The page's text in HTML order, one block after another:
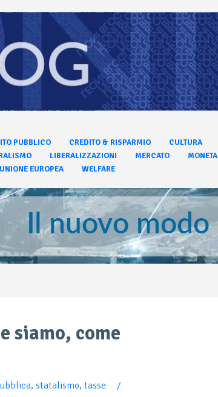
PUBBLICO CREDITO & RISPARMIO CULTURA
LIBERALIZZAZIONI MERCATO MONETA
UNIONE EUROPEA WELFARE
siamo, come
, statalismo, tasse
/